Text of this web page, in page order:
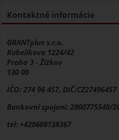
Kontaktné informácie
GRANTplus s.r.o.
Kubelíkova 1224/42
Praha 3 - Žižkov
130 00
IČO: 274 96 457, DIČ:CZ27496457
Bankovní spojení: 2800775540/
tel: +420608138367